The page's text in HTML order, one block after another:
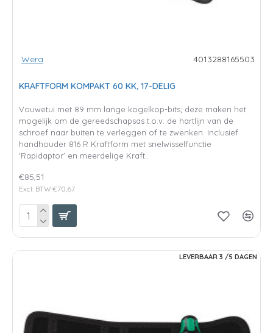
Wera 4013288165503
KRAFTFORM KOMPAKT 60 KK, 17-DELIG
Vouwetui met 89 mm lange kogelkop-bits; deze maken het
mogelijk om de gereedschapsas t.o.v. de hartlijn van de
schroef naar buiten te verleggen of te zwenken. Inclusief
handhouder 816 R Kraftform met snelwisselfunctie
'Rapidaptor' en meerdelige Kraft..
€85,51
Excl. BTW:€70,67
LEVERBAAR 3 /5 DAGEN